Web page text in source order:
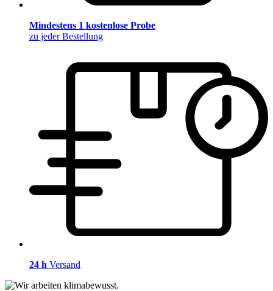
Mindestens 1 kostenlose Probe
zu jeder Bestellung
24 h Versand